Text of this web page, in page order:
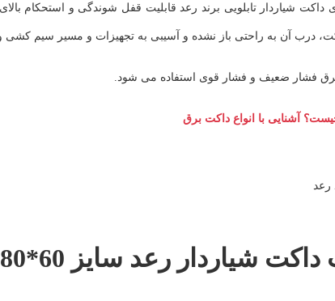
داکت شیاردار تابلویی برند رعد قابلیت قفل شوندگی و استحکام
درب آن به راحتی باز نشده و آسیبی به تجهیزات و مسیر سیم کشی
برق فشار ضعیف و فشار قوی استفاده می شود.
آشنایی با انواع داکت برق
رعد سایز 60*80 شاخه 2 متری